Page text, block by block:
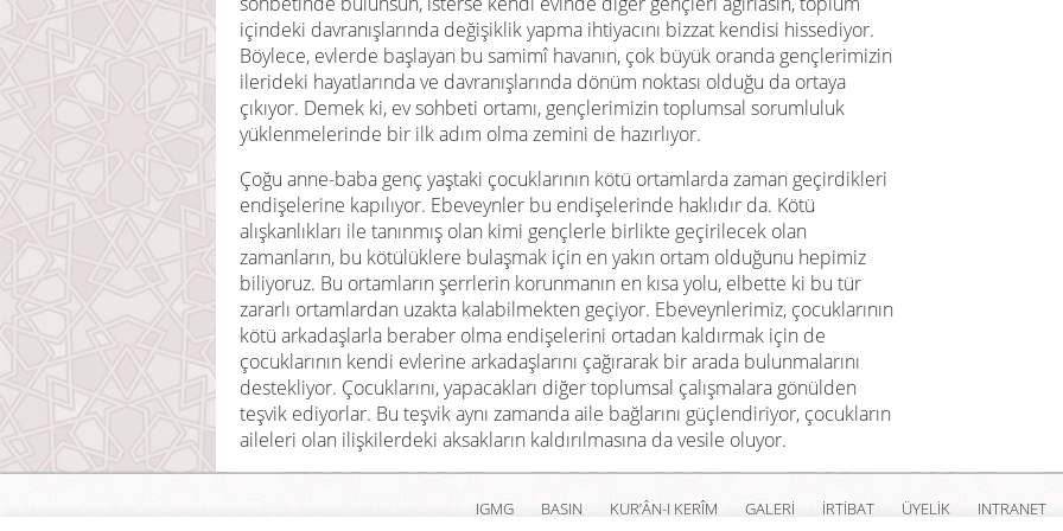
içindeki davranışlarında değişiklik yapma ihtiyacını bizzat kendisi hissediyor.
Böylece, evlerde başlayan bu samimî havanın, çok büyük oranda gençlerimizin
ilerideki hayatlarında ve davranışlarında dönüm noktası olduğu da ortaya
çıkıyor. Demek ki, ev sohbeti ortamı, gençlerimizin toplumsal sorumluluk
yüklenmelerinde bir ilk adım olma zemini de hazırlıyor.
Çoğu anne-baba genç yaştaki çocuklarının kötü ortamlarda zaman geçirdikleri
endişelerine kapılıyor. Ebeveynler bu endişelerinde haklıdır da. Kötü
alışkanlıkları ile tanınmış olan kimi gençlerle birlikte geçirilecek olan
zamanların, bu kötülüklere bulaşmak için en yakın ortam olduğunu hepimiz
biliyoruz. Bu ortamların şerrlerin korunmanın en kısa yolu, elbette ki bu tür
zararlı ortamlardan uzakta kalabilmekten geçiyor. Ebeveynlerimiz, çocuklarının
kötü arkadaşlarla beraber olma endişelerini ortadan kaldırmak için de
çocuklarının kendi evlerine arkadaşlarını çağırarak bir arada bulunmalarını
destekliyor. Çocuklarını, yapacakları diğer toplumsal çalışmalara gönülden
teşvik ediyorlar. Bu teşvik aynı zamanda aile bağlarını güçlendiriyor, çocukların
aileleri olan ilişkilerdeki aksakların kaldırılmasına da vesile oluyor.
IGMG BASIN KUR’ÂN-I KERÎM GALERİ İRTİBAT ÜYELİK INTRANET